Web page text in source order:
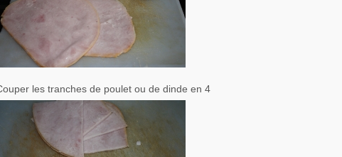
les tranches de poulet ou de dinde en 4